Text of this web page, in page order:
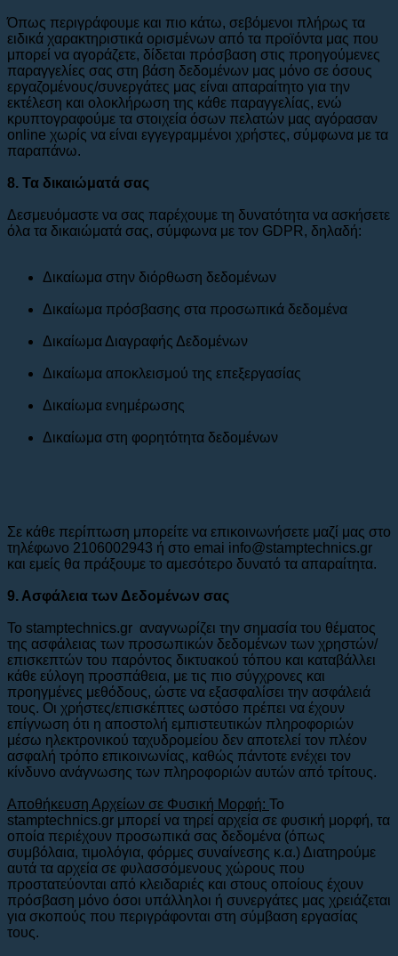
Όπως περιγράφουμε και πιο κάτω, σεβόμενοι πλήρως τα
ειδικά χαρακτηριστικά ορισμένων από τα προϊόντα μας που
μπορεί να αγοράζετε, δίδεται πρόσβαση στις προηγούμενες
παραγγελίες σας στη βάση δεδομένων μας μόνο σε όσους
εργαζομένους/συνεργάτες μας είναι απαραίτητο για την
εκτέλεση και ολοκλήρωση της κάθε παραγγελίας, ενώ
κρυπτογραφούμε τα στοιχεία όσων πελατών μας αγόρασαν
online χωρίς να είναι εγγεγραμμένοι χρήστες, σύμφωνα με τα
παραπάνω.
8. Τα δικαιώματά σας
Δεσμευόμαστε να σας παρέχουμε τη δυνατότητα να ασκήσετε
όλα τα δικαιώματά σας, σύμφωνα με τον GDPR, δηλαδή:
Δικαίωμα στην διόρθωση δεδομένων
Δικαίωμα πρόσβασης στα προσωπικά δεδομένα
Δικαίωμα Διαγραφής Δεδομένων
Δικαίωμα αποκλεισμού της επεξεργασίας
Δικαίωμα ενημέρωσης
Δικαίωμα στη φορητότητα δεδομένων
Σε κάθε περίπτωση μπορείτε να επικοινωνήσετε μαζί μας στο
τηλέφωνο 2106002943 ή στο emai info@stamptechnics.gr
και εμείς θα πράξουμε το αμεσότερο δυνατό τα απαραίτητα.
9. Ασφάλεια των Δεδομένων σας
Το stamptechnics.gr αναγνωρίζει την σημασία του θέματος
της ασφάλειας των προσωπικών δεδομένων των χρηστών/
επισκεπτών του παρόντος δικτυακού τόπου και καταβάλλει
κάθε εύλογη προσπάθεια, με τις πιο σύγχρονες και
προηγμένες μεθόδους, ώστε να εξασφαλίσει την ασφάλειά
τους. Οι χρήστες/επισκέπτες ωστόσο πρέπει να έχουν
επίγνωση ότι η αποστολή εμπιστευτικών πληροφοριών
μέσω ηλεκτρονικού ταχυδρομείου δεν αποτελεί τον πλέον
ασφαλή τρόπο επικοινωνίας, καθώς πάντοτε ενέχει τον
κίνδυνο ανάγνωσης των πληροφοριών αυτών από τρίτους.
Αποθήκευση Αρχείων σε Φυσική Μορφή: To
stamptechnics.gr μπορεί να τηρεί αρχεία σε φυσική μορφή, τα
οποία περιέχουν προσωπικά σας δεδομένα (όπως
συμβόλαια, τιμολόγια, φόρμες συναίνεσης κ.α.) Διατηρούμε
αυτά τα αρχεία σε φυλασσόμενους χώρους που
προστατεύονται από κλειδαριές και στους οποίους έχουν
πρόσβαση μόνο όσοι υπάλληλοι ή συνεργάτες μας χρειάζεται
για σκοπούς που περιγράφονται στη σύμβαση εργασίας
τους.